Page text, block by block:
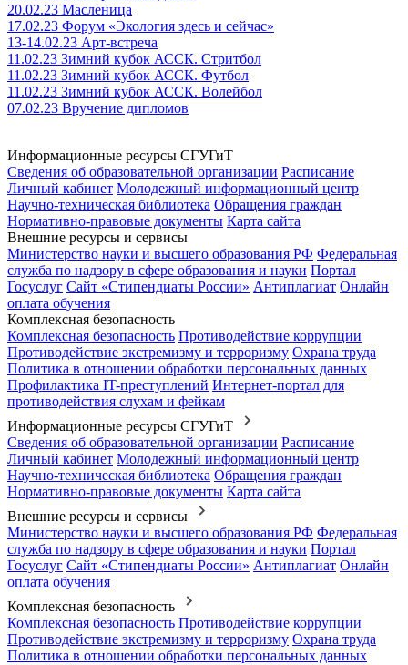
20.02.23 Масленица
17.02.23 Форум «Экология здесь и сейчас»
13-14.02.23 Арт-встреча
11.02.23 Зимний кубок АССК. Стритбол
11.02.23 Зимний кубок АССК. Футбол
11.02.23 Зимний кубок АССК. Волейбол
07.02.23 Вручение дипломов
Информационные ресурсы СГУГиТ
Сведения об образовательной организации Расписание
Личный кабинет Молодежный информационный центр
Научно-техническая библиотека Обращения граждан
Нормативно-правовые документы Карта сайта
Внешние ресурсы и сервисы
Министерство науки и высшего образования РФ Федеральная
служба по надзору в сфере образования и науки Портал
Госуслуг Сайт «Стипендиаты России» Антиплагиат Онлайн
оплата обучения
Комплексная безопасность
Комплексная безопасность Противодействие коррупции
Противодействие экстремизму и терроризму Охрана труда
Политика в отношении обработки персональных данных
Профилактика IT-преступлений Интернет-портал для
противодействия слухам и фейкам
Информационные ресурсы СГУГиТ
Сведения об образовательной организации Расписание
Личный кабинет Молодежный информационный центр
Научно-техническая библиотека Обращения граждан
Нормативно-правовые документы Карта сайта
Внешние ресурсы и сервисы
Министерство науки и высшего образования РФ Федеральная
служба по надзору в сфере образования и науки Портал
Госуслуг Сайт «Стипендиаты России» Антиплагиат Онлайн
оплата обучения
Комплексная безопасность
Комплексная безопасность Противодействие коррупции
Противодействие экстремизму и терроризму Охрана труда
Политика в отношении обработки персональных данных